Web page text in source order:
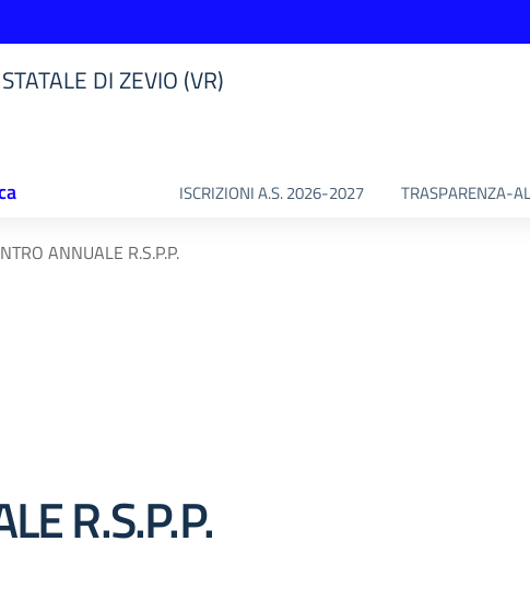
DI ZEVIO (VR)
ISCRIZIONI A.S. 2026-2027 TRASPARENZA-
ANNUALE R.S.P.P.
R.S.P.P.